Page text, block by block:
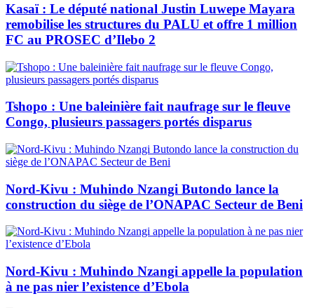
Kasaï : Le député national Justin Luwepe Mayara
remobilise les structures du PALU et offre 1 million
FC au PROSEC d’Ilebo 2
Tshopo : Une baleinière fait naufrage sur le fleuve
Congo, plusieurs passagers portés disparus
Nord-Kivu : Muhindo Nzangi Butondo lance la
construction du siège de l’ONAPAC Secteur de Beni
Nord-Kivu : Muhindo Nzangi appelle la population
à ne pas nier l’existence d’Ebola